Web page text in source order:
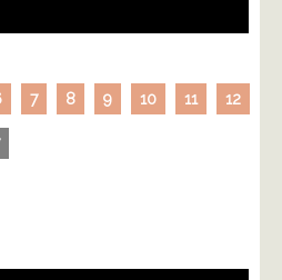
7 8 9 10 11 12